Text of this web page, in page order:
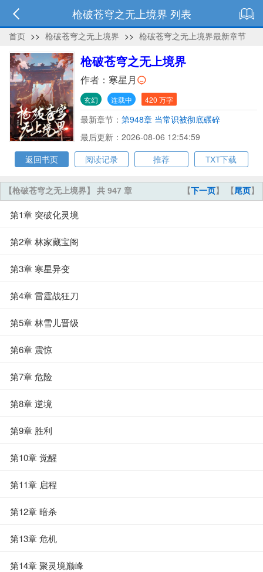
枪破苍穹之无上境界 列表
首页 >> 枪破苍穹之无上境界 >> 枪破苍穹之无上境界最新章节
枪破苍穹之无上境界
作者： 寒星月
玄幻 连载中 420 万字
最新章节： 第948章 当常识被彻底碾碎
最后更新：2026-08-06 12:54:59
返回书页
阅读记录 推荐 TXT下载
【下一页】 【尾页】
【枪破苍穹之无上境界】 共 947 章
第1章 突破化灵境
第2章 林家藏宝阁
第3章 寒星异变
第4章 雷霆战狂刀
第5章 林雪儿晋级
第6章 震惊
第7章 危险
第8章 逆境
第9章 胜利
第10章 觉醒
第11章 启程
第12章 暗杀
第13章 危机
第14章 聚灵境巅峰